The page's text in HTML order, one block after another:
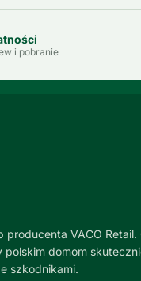
i pobranie
producenta VACO Retail.
polskim domom
szkodnikami.